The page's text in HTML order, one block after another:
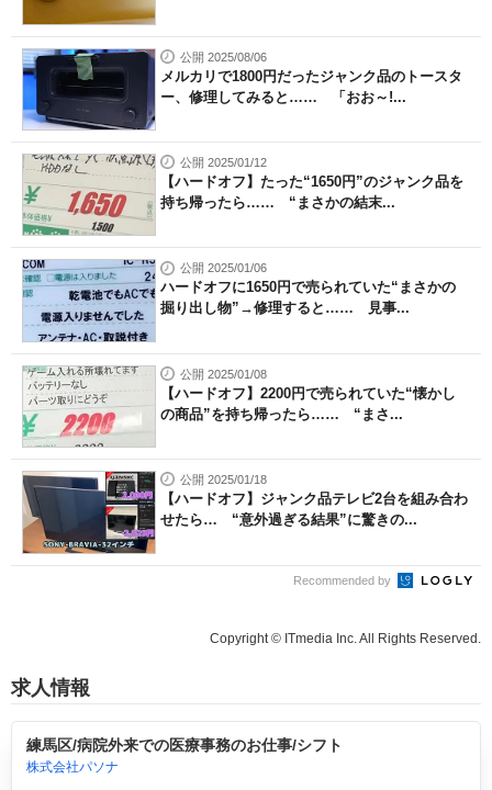
公開 2025/08/06
メルカリで1800円だったジャンク品のトースタ
ー、修理してみると…… 「おお～!...
公開 2025/01/12
【ハードオフ】たった“1650円”のジャンク品を
持ち帰ったら…… “まさかの結末...
公開 2025/01/06
ハードオフに1650円で売られていた“まさかの
掘り出し物”→修理すると…… 見事...
公開 2025/01/08
【ハードオフ】2200円で売られていた“懐かし
の商品”を持ち帰ったら…… “まさ...
公開 2025/01/18
【ハードオフ】ジャンク品テレビ2台を組み合わ
せたら… “意外過ぎる結果”に驚きの...
Recommended by
Copyright © ITmedia Inc. All Rights Reserved.
求人情報
練馬区/病院外来での医療事務のお仕事/シフト
株式会社パソナ